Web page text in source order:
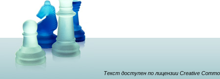
Текст доступен по лицензии Creative